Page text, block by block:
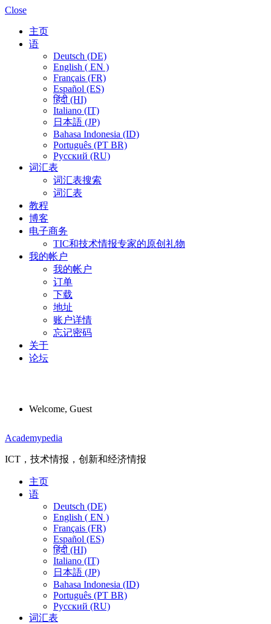
Close
主页
语
Deutsch (DE)
English ( EN )
Français (FR)
Español (ES)
हिंदी (HI)
Italiano (IT)
日本語 (JP)
Bahasa Indonesia (ID)
Português (PT BR)
Pусский (RU)
词汇表
词汇表搜索
词汇表
教程
博客
电子商务
TIC和技术情报专家的原创礼物
我的帐户
我的帐户
订单
下载
地址
账户详情
忘记密码
关于
论坛
Welcome, Guest
Menu
Academypedia
ICT，技术情报，创新和经济情报
主页
语
Deutsch (DE)
English ( EN )
Français (FR)
Español (ES)
हिंदी (HI)
Italiano (IT)
日本語 (JP)
Bahasa Indonesia (ID)
Português (PT BR)
Pусский (RU)
词汇表